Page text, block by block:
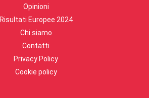
Opinioni
Risultati Europee 2024
Chi siamo
Contatti
Privacy Policy
Cookie policy